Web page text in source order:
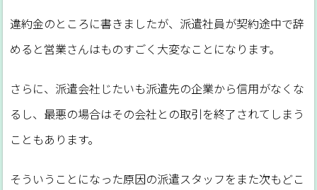
違約金のところに書きましたが、派遣社員が契約途中で辞
めると営業さんはものすごく大変なことになります。
さらに、派遣会社じたいも派遣先の企業から信用がなくな
るし、最悪の場合はその会社との取引を終了されてしまう
こともあります。
そういうことになった原因の派遣スタッフをまた次もどこ